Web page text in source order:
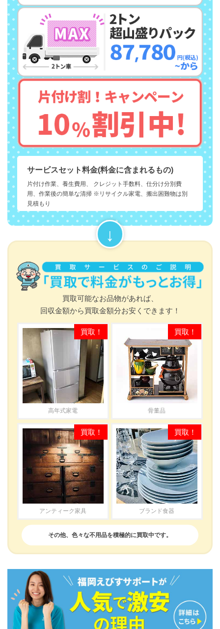
サービスセット料金(料金に含まれるもの)
片付け作業、養生費用、 クレジット手数料、仕分け分別費
用、作業後の簡単な清掃 ※リサイクル家電、搬出困難物は別
見積もり
買取可能なお品物があれば、
回収金額から買取金額分お安くできます！
高年式家電 骨董品
アンティーク家具 ブランド食器
その他、色々な不用品を積極的に買取中です。